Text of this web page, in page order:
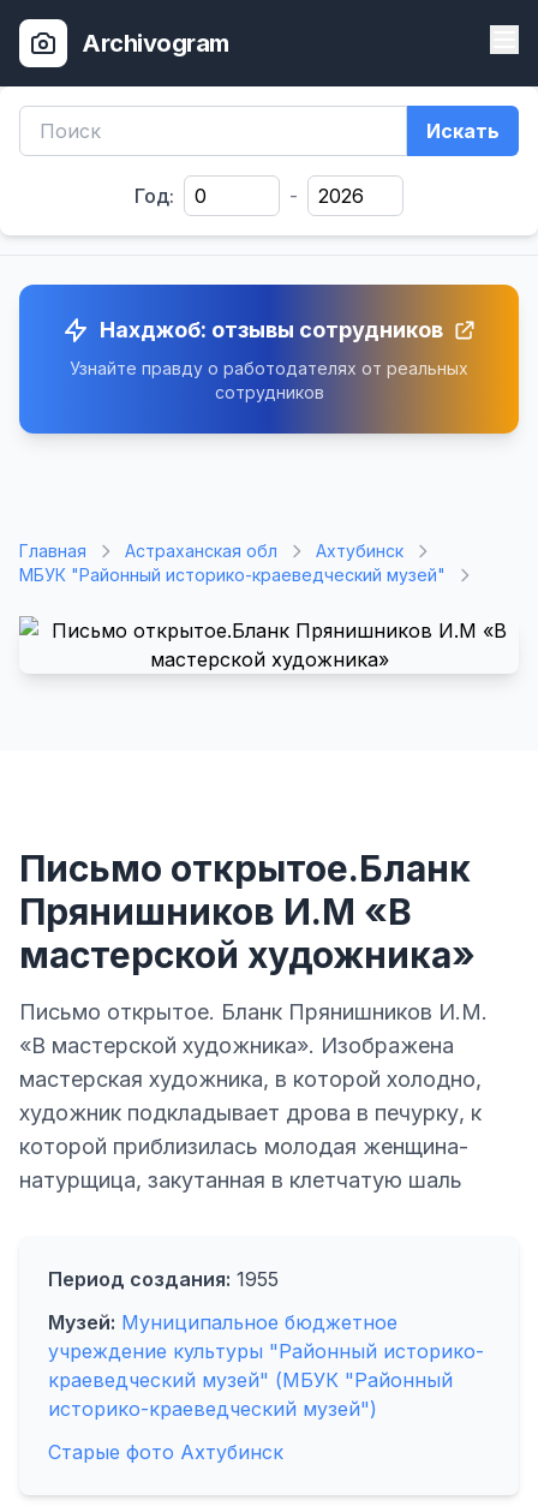
Archivogram
Искать
Год: -
Нахджоб: отзывы сотрудников
Узнайте правду о работодателях от реальных
сотрудников
Главная Астраханская обл
Ахтубинск
МБУК "Районный историко-краеведческий музей"
Письмо открытое.Бланк
Прянишников И.М «В
мастерской художника»
Письмо открытое. Бланк Прянишников И.М.
«В мастерской художника». Изображена
мастерская художника, в которой холодно,
художник подкладывает дрова в печурку, к
которой приблизилась молодая женщина-
натурщица, закутанная в клетчатую шаль
Период создания: 1955
Музей: Муниципальное бюджетное
учреждение культуры "Районный историко-
краеведческий музей" (МБУК "Районный
историко-краеведческий музей")
Старые фото Ахтубинск